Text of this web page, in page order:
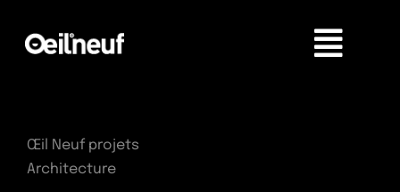
contenu
Œil Neuf projets
Architecture